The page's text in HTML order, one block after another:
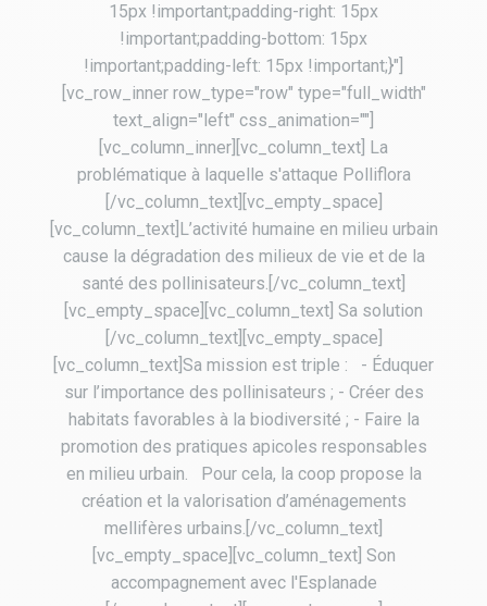
15px !important;padding-right: 15px
!important;padding-bottom: 15px
!important;padding-left: 15px !important;}"]
[vc_row_inner row_type="row" type="full_width"
text_align="left" css_animation=""]
[vc_column_inner][vc_column_text] La
problématique à laquelle s'attaque Polliflora
[/vc_column_text][vc_empty_space]
[vc_column_text]L’activité humaine en milieu urbain
cause la dégradation des milieux de vie et de la
santé des pollinisateurs.[/vc_column_text]
[vc_empty_space][vc_column_text] Sa solution
[/vc_column_text][vc_empty_space]
[vc_column_text]Sa mission est triple : - Éduquer
sur l’importance des pollinisateurs ; - Créer des
habitats favorables à la biodiversité ; - Faire la
promotion des pratiques apicoles responsables
en milieu urbain. Pour cela, la coop propose la
création et la valorisation d’aménagements
mellifères urbains.[/vc_column_text]
[vc_empty_space][vc_column_text] Son
accompagnement avec l'Esplanade